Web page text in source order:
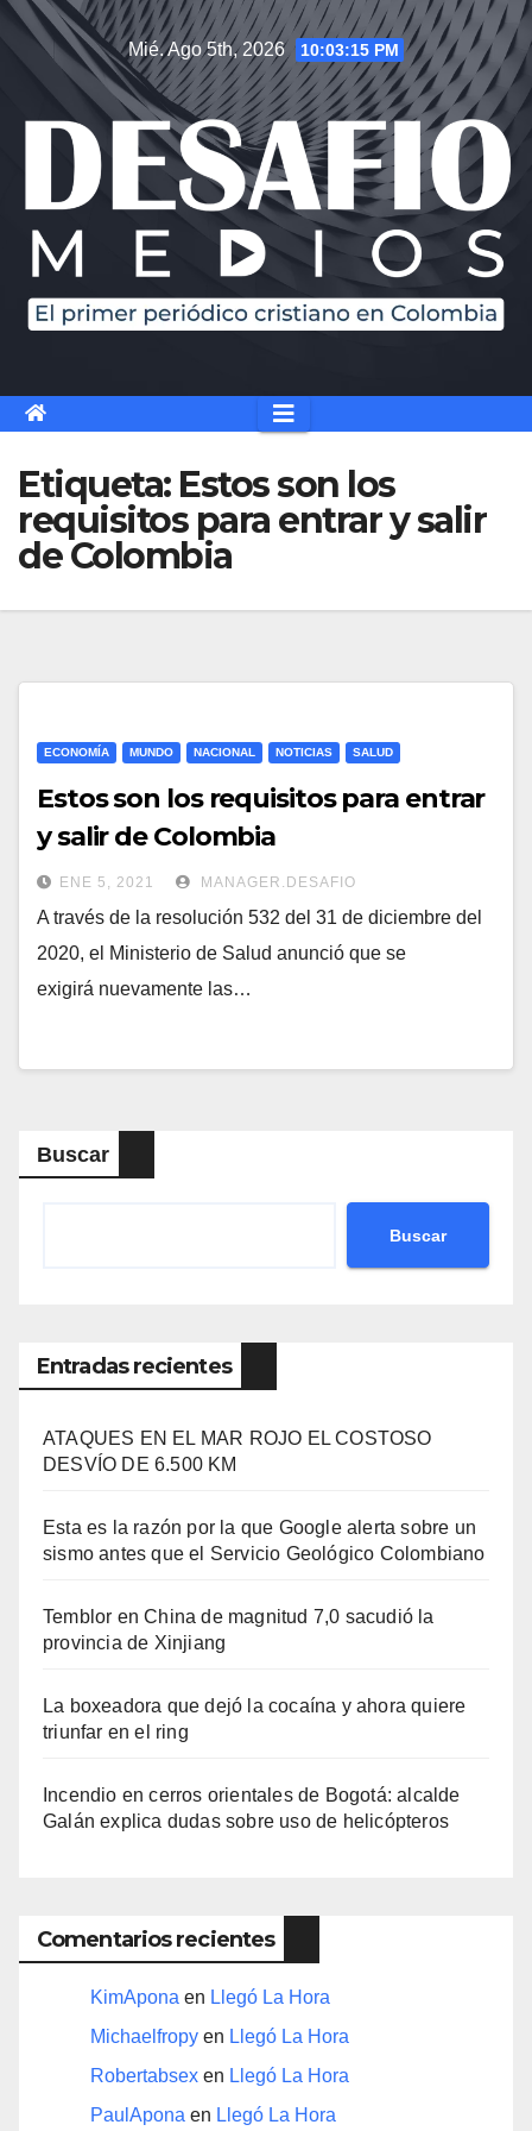
Saltar
contenido
Mié. Ago 5th, 2026 10:03:15 PM
Etiqueta: Estos son los
requisitos para entrar y salir
de Colombia
ECONOMÍA MUNDO NACIONAL NOTICIAS SALUD
Estos son los requisitos para entrar
y salir de Colombia
ENE 5, 2021 MANAGER.DESAFIO
A través de la resolución 532 del 31 de diciembre del
2020, el Ministerio de Salud anunció que se
exigirá nuevamente las…
Buscar
Buscar
Entradas recientes
ATAQUES EN EL MAR ROJO EL COSTOSO
DESVÍO DE 6.500 KM
Esta es la razón por la que Google alerta sobre un
sismo antes que el Servicio Geológico Colombiano
Temblor en China de magnitud 7,0 sacudió la
provincia de Xinjiang
La boxeadora que dejó la cocaína y ahora quiere
triunfar en el ring​
Incendio en cerros orientales de Bogotá: alcalde
Galán explica dudas sobre uso de helicópteros
Comentarios recientes
KimApona en Llegó La Hora
Michaelfropy en Llegó La Hora
Robertabsex en Llegó La Hora
PaulApona en Llegó La Hora